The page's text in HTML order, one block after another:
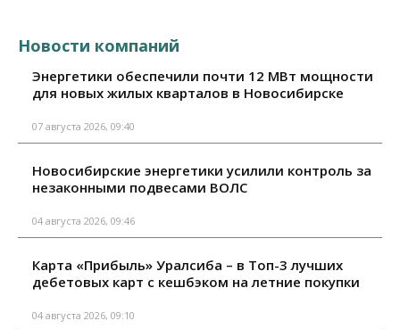
Новости компаний
Энергетики обеспечили почти 12 МВт мощности
для новых жилых кварталов в Новосибирске
07 августа 2026, 09:40
Новосибирские энергетики усилили контроль за
незаконными подвесами ВОЛС
04 августа 2026, 09:46
Карта «Прибыль» Уралсиба – в Топ-3 лучших
дебетовых карт с кешбэком на летние покупки
04 августа 2026, 09:10